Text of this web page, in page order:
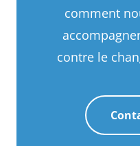
comment
contre le